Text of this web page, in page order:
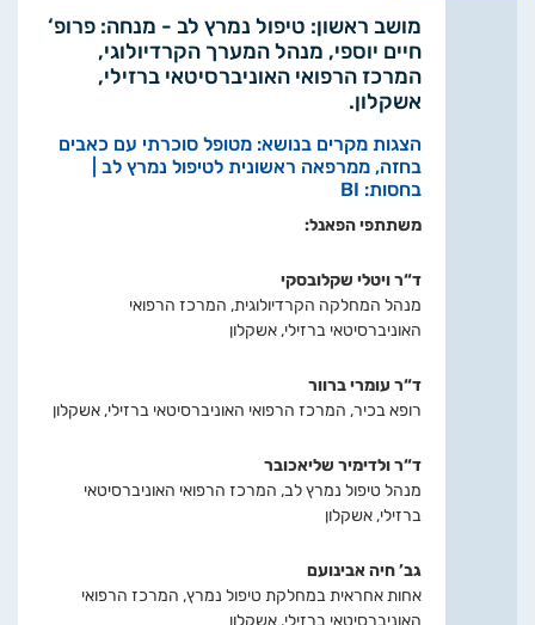
מושב ראשון: טיפול נמרץ לב - מנחה: פרופ‘
חיים יוספי, מנהל המערך הקרדיולוגי,
המרכז הרפואי האוניברסיטאי ברזילי,
אשקלון.
הצגות מקרים בנושא: מטופל סוכרתי עם כאבים
בחזה, ממרפאה ראשונית לטיפול נמרץ לב |
בחסות: BI
משתתפי הפאנל:
ד“ר ויטלי שקלובסקי
מנהל המחלקה הקרדיולוגית, המרכז הרפואי
האוניברסיטאי ברזילי, אשקלון
ד“ר עומרי ברוור
רופא בכיר, המרכז הרפואי האוניברסיטאי ברזילי, אשקלון
ד“ר ולדימיר שליאכובר
מנהל טיפול נמרץ לב, המרכז הרפואי האוניברסיטאי
ברזילי, אשקלון
גב’ חיה אבינועם
אחות אחראית במחלקת טיפול נמרץ, המרכז הרפואי
האוניברסיטאי ברזילי, אשקלון